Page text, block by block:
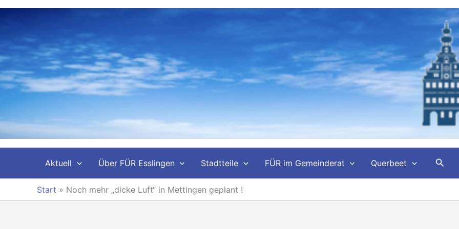
Zum
Aktuell Über FÜR Esslingen Stadtteile FÜR im Gemeinderat Querbeet
Start » Noch mehr „dicke Luft“ in Mettingen geplant !